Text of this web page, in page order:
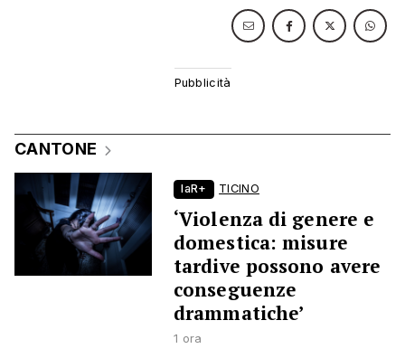
CANTONE
laR+ TICINO
‘Violenza di genere e
domestica: misure
tardive possono avere
conseguenze
drammatiche’
1 ora